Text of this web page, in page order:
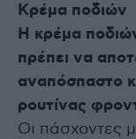
Κρέμα ποδιών
Η κρέμα
πρέπει να
αναπόσπαστο
ρουτίνας
Οι πάσχοντες